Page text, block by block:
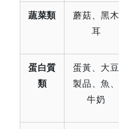
蔬菜類
蘑菇、黑木
耳
蛋白質
類
蛋黃、大豆
製品、魚、
牛奶